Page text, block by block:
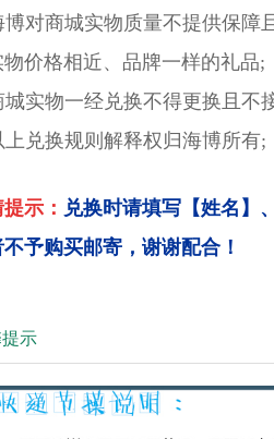
博对商城实物质量不提供保障
价格相近、品牌一样的礼品;
城实物一经兑换不得更换且不
上兑换规则解释权归海博所有;
示： 兑换时请填写【姓名】
予购买邮寄，谢谢配合！
示